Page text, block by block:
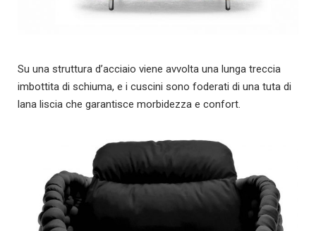
Su una struttura d’acciaio viene avvolta una lunga treccia
imbottita di schiuma, e i cuscini sono foderati di una tuta di
lana liscia che garantisce morbidezza e confort.